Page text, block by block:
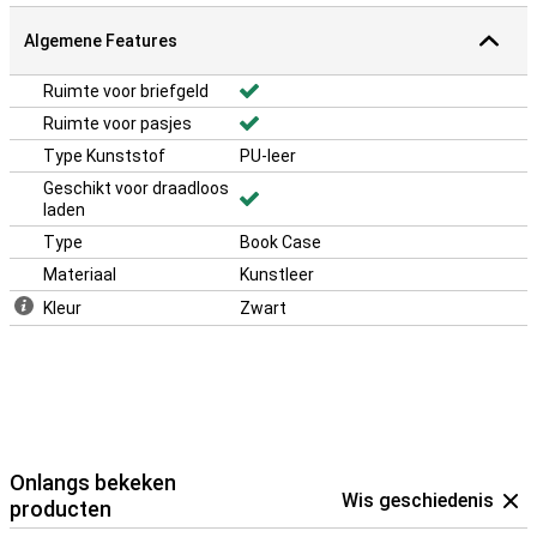
Algemene Features
Ruimte voor briefgeld
Ruimte voor pasjes
Type Kunststof
PU-leer
Geschikt voor draadloos
laden
Type
Book Case
Materiaal
Kunstleer
Kleur
Zwart
Onlangs bekeken
producten
Wis geschiedenis